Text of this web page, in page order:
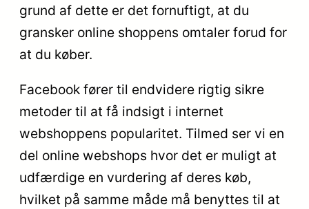
grund af dette er det fornuftigt, at du
gransker online shoppens omtaler forud for
at du køber.
Facebook fører til endvidere rigtig sikre
metoder til at få indsigt i internet
webshoppens popularitet. Tilmed ser vi en
del online webshops hvor det er muligt at
udfærdige en vurdering af deres køb,
hvilket på samme måde må benyttes til at